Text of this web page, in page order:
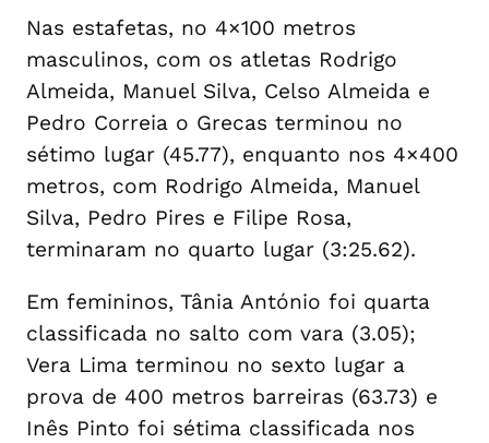
Nas estafetas, no 4×100 metros
masculinos, com os atletas Rodrigo
Almeida, Manuel Silva, Celso Almeida e
Pedro Correia o Grecas terminou no
sétimo lugar (45.77), enquanto nos 4×400
metros, com Rodrigo Almeida, Manuel
Silva, Pedro Pires e Filipe Rosa,
terminaram no quarto lugar (3:25.62).
Em femininos, Tânia António foi quarta
classificada no salto com vara (3.05);
Vera Lima terminou no sexto lugar a
prova de 400 metros barreiras (63.73) e
Inês Pinto foi sétima classificada nos